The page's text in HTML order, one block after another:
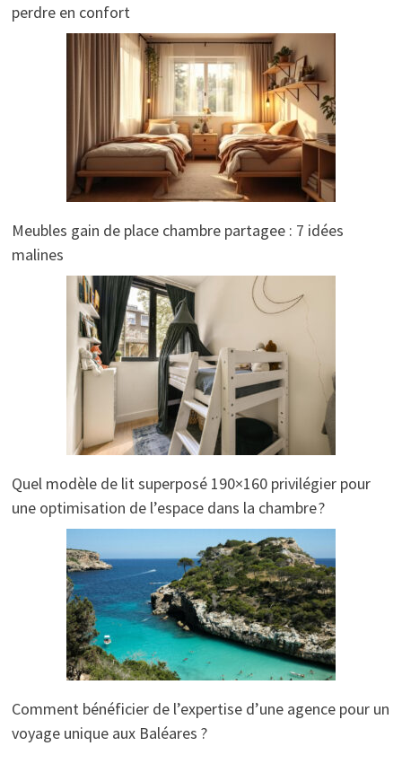
perdre en confort
Meubles gain de place chambre partagee : 7 idées
malines
Quel modèle de lit superposé 190×160 privilégier pour
une optimisation de l’espace dans la chambre ?
Comment bénéficier de l’expertise d’une agence pour un
voyage unique aux Baléares ?